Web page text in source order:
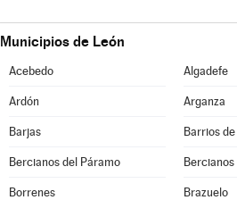
Municipios de León
Acebedo Algadefe
Ardón Arganza
Barjas Barrios
Bercianos del Páramo Bercianos
Borrenes Brazuelo